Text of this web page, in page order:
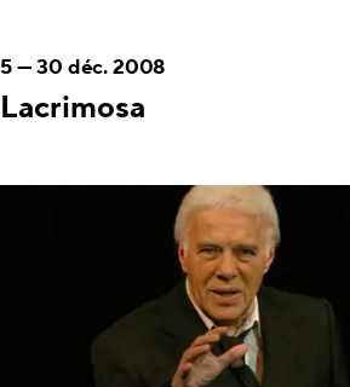
Lacrimosa
5—30 déc. 2008